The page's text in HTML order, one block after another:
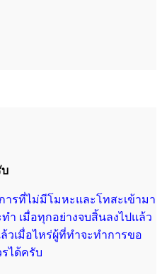
บ
ารที่ไม่มีโมหะและโทสะเข้ามา
ทำ เมื่อทุกอย่างจบสิ้นลงไปแล้ว
วเมื่อไหร่ผู้ที่ทำจะทำการขอ
ได้ครับ